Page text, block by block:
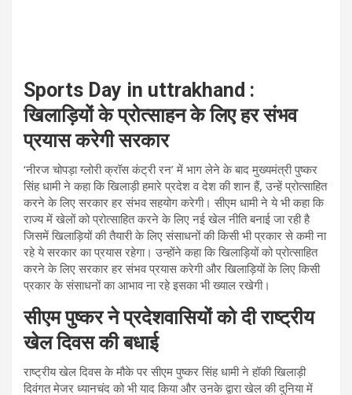
Sports Day in uttrakhand :
खिलाड़ियों के प्रोत्सा​हन के लिए हर संभव
प्रयास करेगी सरकार
‘नीरज चोपड़ा ग्लोरी क्रॉस कंट्री रन’ में भाग लेने के बाद मुख्यमंत्री पुष्कर
सिंह धामी ने कहा कि खिलाड़ी हमारे प्रदेश व देश की शान हैं, उन्हें प्रोत्साहित
करने के लिए सरकार हर संभव सहयोग करेगी। सीएम धामी ने ये भी कहा कि
राज्य में खेलों को प्रोत्साहित करने के लिए नई खेल नीति बनाई जा रही है
जिसमें खिलाड़ियों की तैयारी के लिए संसाधनों की किसी भी प्रकार से कमी ना
रहे ये सरकार का प्रयास रहेगा। उन्होंने कहा कि खिलाड़ियों को प्रोत्साहित
करने के लिए सरकार हर संभव प्रयास करेगी और खिलाड़ियों के लिए किसी
प्रकार के संसाधनों का आभाव ना रहे इसका भी ख्याल रखेगी।
सीएम पुष्कर ने प्रदेशवासियों को दी राष्ट्रीय
खेल ​दिवस की बधाई
राष्ट्रीय खेल दिवस के मौके पर सीएम पुष्कर सिंह धामी ने हॉकी खिलाड़ी
दिवंगत मेजर ध्यानचंद को भी याद किया और उनके द्वारा खेल की दुनिया में